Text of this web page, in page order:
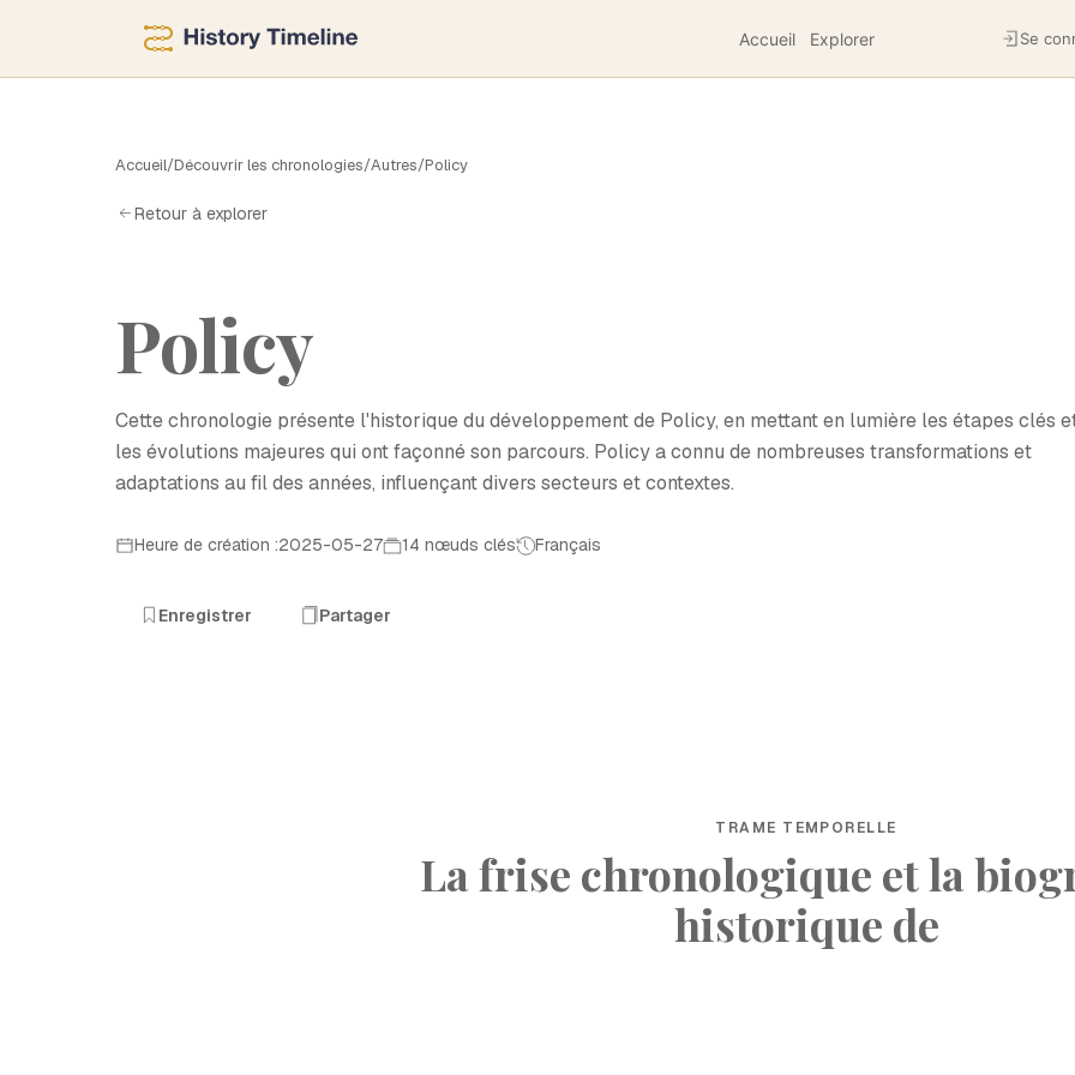
Accueil Explorer Se
Accueil/Découvrir les chronologies/Autres/Policy
Retour à explorer
Policy
Cette chronologie présente l'historique du développement de Policy, en mettant en lumière les étapes clés
les évolutions majeures qui ont façonné son parcours. Policy a connu de nombreuses transformations et
adaptations au fil des années, influençant divers secteurs et contextes.
Heure de création :2025-05-27 14 nœuds clés Français
Enregistrer Partager
TRAME TEMPORELLE
La frise chronologique et la
historique de